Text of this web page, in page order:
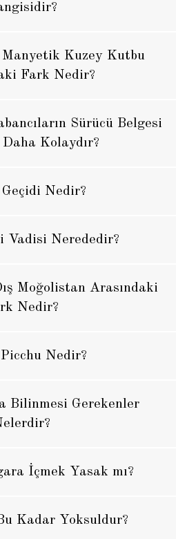
Kuzey Kutbu
Fark Nedir?
Sürücü Belgesi
Kolaydır?
Nedir?
Vadisi Nerededir?
Moğolistan Arasındaki
Nedir?
Nedir?
Bilinmesi Gerekenler
İçmek Yasak mı?
Kadar Yoksuldur?